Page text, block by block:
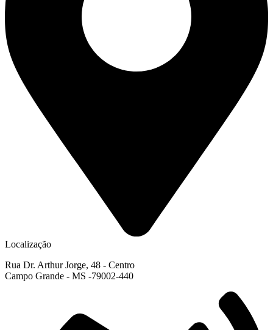
Localização
Rua Dr. Arthur Jorge, 48 - Centro
Campo Grande - MS -79002-440